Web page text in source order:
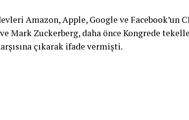
Amazon, Apple, Google ve Facebook’un
Mark Zuckerberg, daha önce Kongrede
çıkarak ifade vermişti.